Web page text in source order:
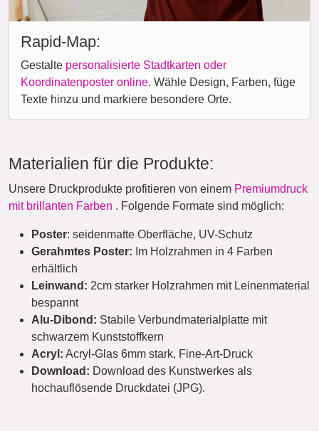
Rapid-Map:
Gestalte personalisierte Stadtkarten oder
Koordinatenposter online. Wähle Design, Farben, füge
Texte hinzu und markiere besondere Orte.
Materialien für die Produkte:
Unsere Druckprodukte profitieren von einem Premiumdruck
mit brillanten Farben . Folgende Formate sind möglich:
Poster: seidenmatte Oberfläche, UV-Schutz
Gerahmtes Poster: Im Holzrahmen in 4 Farben
erhältlich
Leinwand: 2cm starker Holzrahmen mit Leinenmaterial
bespannt
Alu-Dibond: Stabile Verbundmaterialplatte mit
schwarzem Kunststoffkern
Acryl: Acryl-Glas 6mm stark, Fine-Art-Druck
Download: Download des Kunstwerkes als
hochauflösende Druckdatei (JPG).